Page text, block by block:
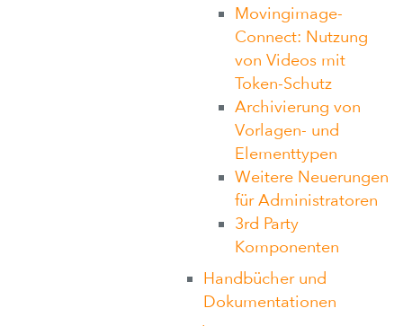
Movingimage-
Connect: Nutzung
von Videos mit
Token-Schutz
Archivierung von
Vorlagen- und
Elementtypen
Weitere Neuerungen
für Administratoren
3rd Party
Komponenten
Handbücher und
Dokumentationen